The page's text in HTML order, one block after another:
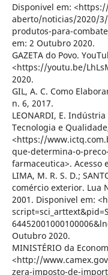
Disponivel em:
aberto/noticias/2020/
produtos-para-
em: 2 Outubro 2020.
GAZETA do Povo.
<https://youtu.be/
2020.
GIL, A. C. Como
n. 6, 2017.
LEONARDI, E.
Tecnologia e
<https://
que-determina-o-
farmaceutica>. Acesso
LIMA, M. R. S. D.;
comércio exterior. Lua
2001. Disponivel em:
Outubro 2020.
MINISTÉRIO da
<http://
zera-imposto-de-